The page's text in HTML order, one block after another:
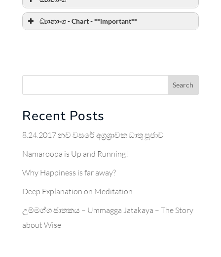
ධ්‍යානාංග - Chart - **important**
Search
Recent Posts
8.24.2017 නව වසරේ අග්‍රශ්‍රාවක ධාතු පූජාව
Namaroopa is Up and Running!
Why Happiness is far away?
Deep Explanation on Meditation
උම්මග්ග ජාතකය – Ummagga Jatakaya – The Story
about Wise